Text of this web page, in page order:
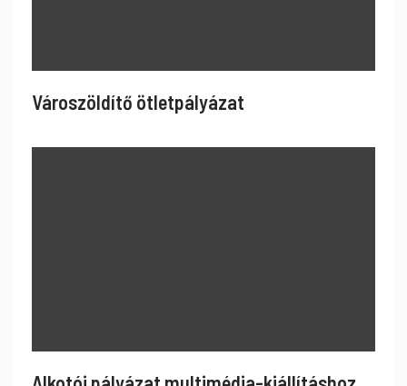
Városzöldítő ötletpályázat